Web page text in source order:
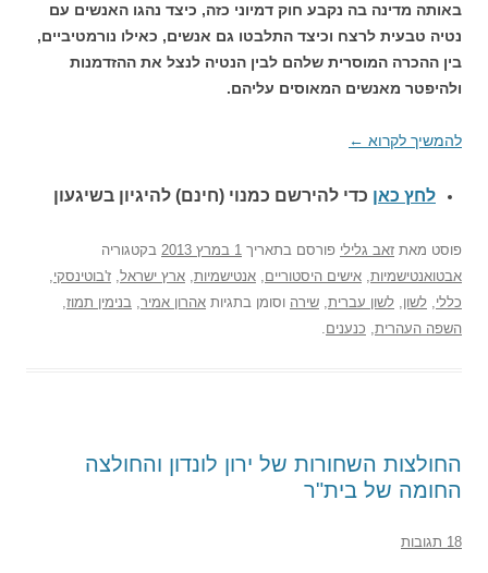
באותה מדינה בה נקבע חוק דמיוני כזה, כיצד נהגו האנשים עם
נטיה טבעית לרצח וכיצד התלבטו גם אנשים, כאילו נורמטיביים,
בין ההכרה המוסרית שלהם לבין הנטיה לנצל את ההזדמנות
ולהיפטר מאנשים המאוסים עליהם.
להמשיך לקרוא ←
לחץ כאן כדי להירשם כמנוי (חינם) להיגיון בשיגעון
פוסט מאת זאב גלילי פורסם בתאריך 1 במרץ 2013
בקטגוריה
אבטואנטישמיות, אישים היסטוריים, אנטישמיות, ארץ ישראל, ז'בוטינסקי,
כללי, לשון, לשון עברית, שירה וסומן בתגיות אהרון אמיר, בנימין תמוז,
השפה העהרית, כנענים.
החולצות השחורות של ירון לונדון והחולצה
החומה של בית"ר
18 תגובות